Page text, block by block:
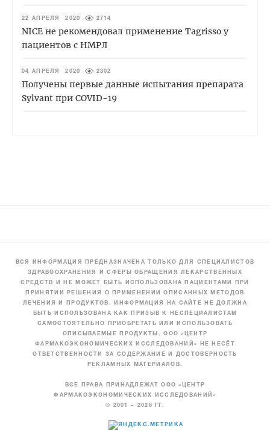
22 АПРЕЛЯ 2020 2714
NICE не рекомендовал применение Tagrisso у
пациентов с НМРЛ
04 АПРЕЛЯ 2020 2302
Получены первые данные испытания препарата
Sylvant при COVID-19
ВСЯ ИНФОРМАЦИЯ ПРЕДНАЗНАЧЕНА ТОЛЬКО ДЛЯ СПЕЦИАЛИСТОВ
ЗДРАВООХРАНЕНИЯ И СФЕРЫ ОБРАЩЕНИЯ ЛЕКАРСТВЕННЫХ
СРЕДСТВ И НЕ МОЖЕТ БЫТЬ ИСПОЛЬЗОВАНА ПАЦИЕНТАМИ ПРИ
ПРИНЯТИИ РЕШЕНИЯ О ПРИМЕНЕНИИ ОПИСАННЫХ МЕТОДОВ
ЛЕЧЕНИЯ И ПРОДУКТОВ. ИНФОРМАЦИЯ НА САЙТЕ НЕ ДОЛЖНА
БЫТЬ ИСПОЛЬЗОВАНА КАК ПРИЗЫВ К НЕСПЕЦИАЛИСТАМ
САМОСТОЯТЕЛЬНО ПРИОБРЕТАТЬ ИЛИ ИСПОЛЬЗОВАТЬ
ОПИСЫВАЕМЫЕ ПРОДУКТЫ. ООО «ЦЕНТР
ФАРМАКОЭКОНОМИЧЕСКИХ ИССЛЕДОВАНИЙ» НЕ НЕСЁТ
ОТВЕТСТВЕННОСТИ ЗА СОДЕРЖАНИЕ И ДОСТОВЕРНОСТЬ
РЕКЛАМНЫХ МАТЕРИАЛОВ.
ВСЕ ПРАВА ПРИНАДЛЕЖАТ ООО «ЦЕНТР
ФАРМАКОЭКОНОМИЧЕСКИХ ИССЛЕДОВАНИЙ»
© 2001 – 2026 ГГ.